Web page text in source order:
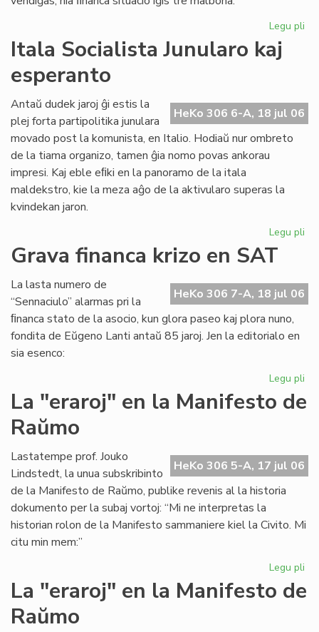
Legu pli
Itala Socialista Junularo kaj
esperanto
HeKo 306 6-A, 18 jul 06
Antaŭ dudek jaroj ĝi estis la
plej forta partipolitika junulara
movado post la komunista, en Italio. Hodiaŭ nur ombreto
de la tiama organizo, tamen ĝia nomo povas ankorau
impresi. Kaj eble eﬁki en la panoramo de la itala
maldekstro, kie la meza aĝo de la aktivularo superas la
kvindekan jaron.
Legu pli
Grava financa krizo en SAT
HeKo 306 7-A, 18 jul 06
La lasta numero de
“Sennaciulo” alarmas pri la
ﬁnanca stato de la asocio, kun glora paseo kaj plora nuno,
fondita de Eŭgeno Lanti antaŭ 85 jaroj. Jen la editorialo en
sia esenco:
Legu pli
La "eraroj" en la Manifesto de
Raŭmo
HeKo 306 5-A, 17 jul 06
Lastatempe prof. Jouko
Lindstedt, la unua subskribinto
de la Manifesto de Raŭmo, publike revenis al la historia
dokumento per la subaj vortoj: “Mi ne interpretas la
historian rolon de la Manifesto sammaniere kiel la Civito. Mi
citu min mem:”
Legu pli
La "eraroj" en la Manifesto de
Raŭmo